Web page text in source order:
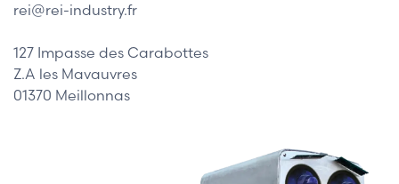
rei@rei-industry.fr
127 Impasse des Carabottes
Z.A les Mavauvres
01370 Meillonnas